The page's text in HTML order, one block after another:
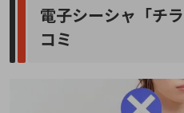
電子シーシャ「チ
コミ